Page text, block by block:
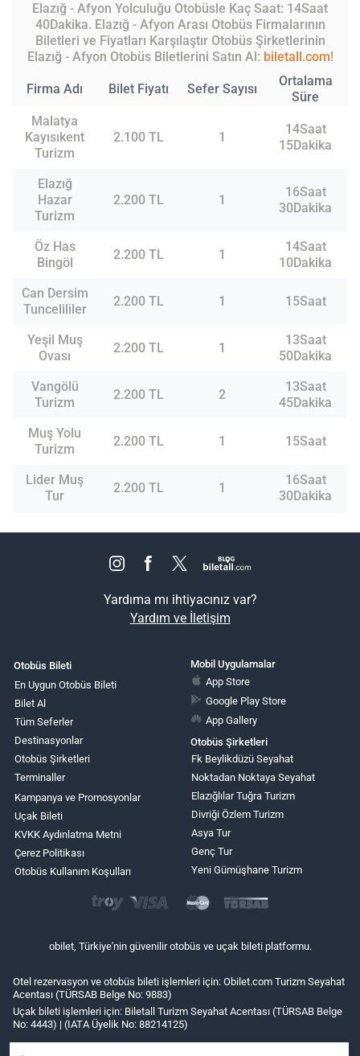
Elazığ - Afyon Yolculuğu Otobüsle Kaç Saat: 14Saat
40Dakika. Elazığ - Afyon Arası Otobüs Firmalarının
Biletleri ve Fiyatları Karşılaştır Otobüs Şirketlerinin
Elazığ - Afyon Otobüs Biletlerini Satın Al: biletall.com!
Firma Adı Bilet Fiyatı Sefer Sayısı
Ortalama
Süre
Malatya
Kayısıkent
Turizm
2.100 TL 1
14Saat
15Dakika
Elazığ
Hazar
Turizm
2.200 TL 1
16Saat
30Dakika
Öz Has
Bingöl
2.200 TL 1
14Saat
10Dakika
Can Dersim
Tuncelililer
2.200 TL 1 15Saat
Yeşil Muş
Ovası
2.200 TL 1
13Saat
50Dakika
Vangölü
Turizm
2.200 TL 2
13Saat
45Dakika
Muş Yolu
Turizm
2.200 TL 1 15Saat
Lider Muş
Tur
2.200 TL 1
16Saat
30Dakika
Yardıma mı ihtiyacınız var?
Yardım ve İletişim
Otobüs Bileti
En Uygun Otobüs Bileti
Bilet Al
Tüm Seferler
Destinasyonlar
Otobüs Şirketleri
Terminaller
Kampanya ve Promosyonlar
Uçak Bileti
KVKK Aydınlatma Metni
Çerez Politikası
Otobüs Kullanım Koşulları
Mobil Uygulamalar
App Store
Google Play Store
App Gallery
Otobüs Şirketleri
Fk Beylikdüzü Seyahat
Noktadan Noktaya Seyahat
Elazığlılar Tuğra Turizm
Divriği Özlem Turizm
Asya Tur
Genç Tur
Yeni Gümüşhane Turizm
obilet, Türkiye'nin güvenilir otobüs ve uçak bileti platformu.
Otel rezervasyon ve otobüs bileti işlemleri için: Obilet.com Turizm Seyahat
Acentası (TÜRSAB Belge No: 9883)
Uçak bileti işlemleri için: Biletall Turizm Seyahat Acentası (TÜRSAB Belge
No: 4443) | (IATA Üyelik No: 88214125)